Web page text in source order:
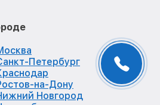
Петербург
на-Дону
Новгород